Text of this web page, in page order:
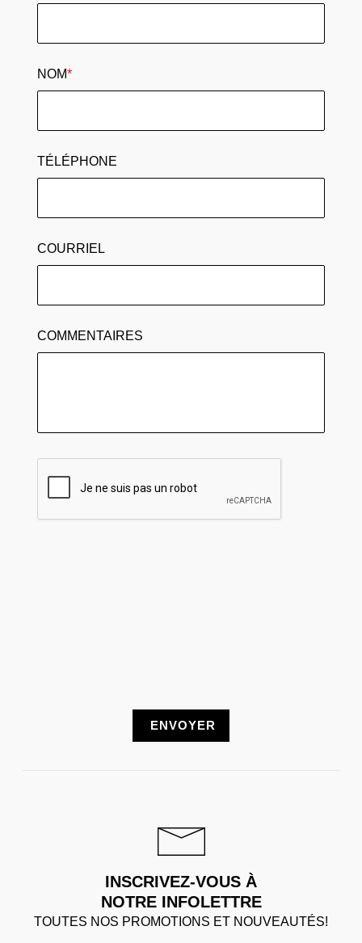
NOM*
TÉLÉPHONE
COURRIEL
COMMENTAIRES
INSCRIVEZ-VOUS À
NOTRE INFOLETTRE
TOUTES NOS PROMOTIONS ET NOUVEAUTÉS!